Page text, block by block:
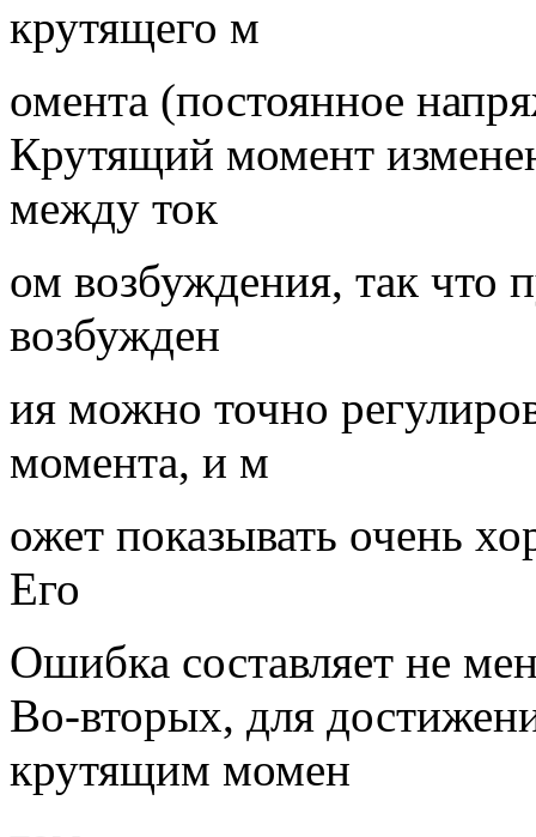
крутящего м
омента (постоянное
Крутящий момент
между ток
ом возбуждения, так что
возбужден
ия можно точно
момента, и м
ожет показывать очень
Его
Ошибка составляет не
Во-вторых, для
крутящим момен